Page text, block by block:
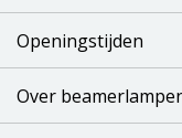
Openingstijden
Over